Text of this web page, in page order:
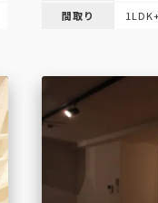
間取り